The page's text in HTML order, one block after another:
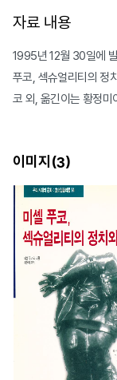
자료 내용
1995년 12월 30일에
푸코, 섹슈얼리티의 정
코 외, 옮긴이는 황정미
이미지(3)